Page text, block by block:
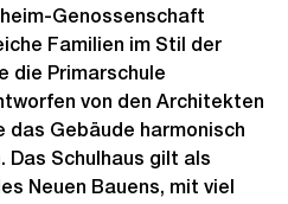
Genossenschaft
Familien im Stil der
die Primarschule
von den Architekten
das Gebäude harmonisch
Das Schulhaus gilt als
Neuen Bauens, mit viel